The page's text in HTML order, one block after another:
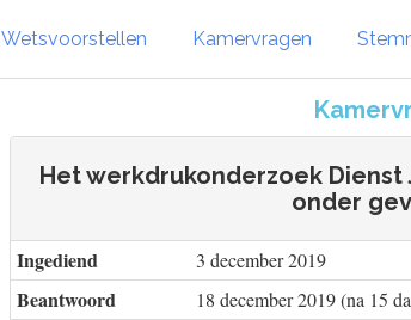
Wetsvoorstellen Kamervragen
Het werkdrukonderzoek Dienst
onder
Ingediend 3 december 2019
Beantwoord 18 december 2019 (na 15